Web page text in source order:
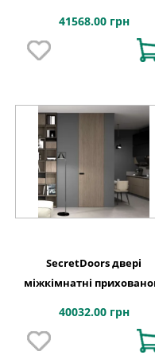
срібло сатин
41568.00 грн
SecretDoors двері
міжкімнатні
модифікований
40032.00 грн